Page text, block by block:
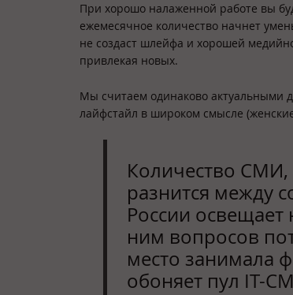
При хорошо налаженной работе вы
ежемесячное количество начнет
не создаст шлейфа и хорошей
привлекая новых.
Мы считаем одинаково актуальными
лайфстайл в широком смысле
Количество
разнится между
России
ним вопросов
место занимала
обоняет пул IT-